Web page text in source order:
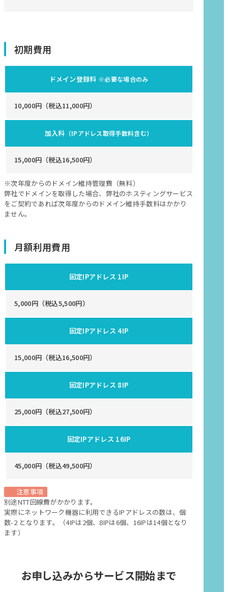
初期費用
ドメイン登録料 ※必要な場合のみ
10,000円（税込11,000円）
加入料 （IPアドレス取得手数料含む）
15,000円（税込16,500円）
※次年度からのドメイン維持管理費（無料）
弊社でドメインを取得した場合、弊社のホスティングサービス
をご契約であれば次年度からのドメイン維持手数料はかかり
ません。
月額利用費用
固定IPアドレス 1IP
5,000円（税込5,500円）
固定IPアドレス 4IP
15,000円（税込16,500円）
固定IPアドレス 8IP
25,000円（税込27,500円）
固定IPアドレス 16IP
45,000円（税込49,500円）
注意事項
別途NTT回線費がかかります。
実際にネットワーク機器に利用できるIPアドレスの数は、個
数-2 となります。（4IPは2個、8IPは6個、16IPは14個となり
ます）
お申し込みからサービス開始まで